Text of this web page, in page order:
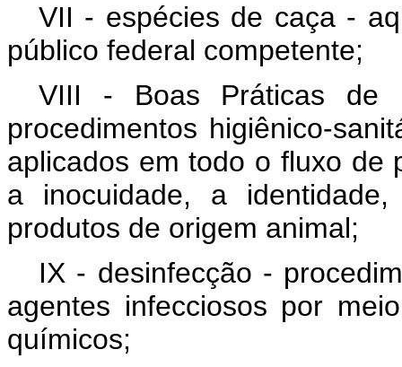
VII - espécies de caça -
público federal competente;
VIII - Boas Práticas de
procedimentos higiênico-
aplicados em todo o fluxo de
a inocuidade, a
produtos de origem animal;
IX - desinfecção -
agentes infecciosos por
químicos;